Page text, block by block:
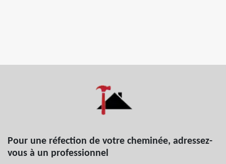
Pour une réfection de votre cheminée, adressez-
vous à un professionnel